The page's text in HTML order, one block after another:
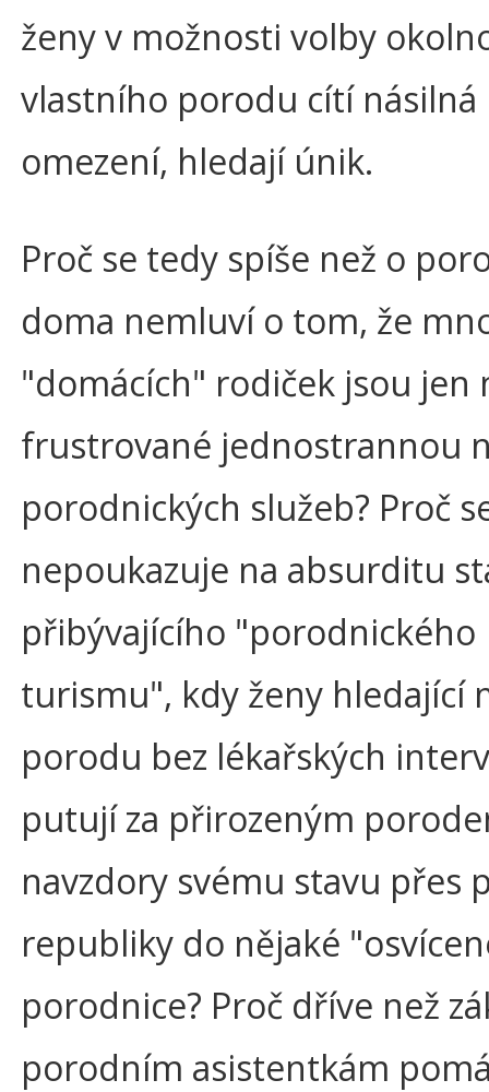
ženy v možnosti volby
vlastního porodu cítí násilná
omezení, hledají únik.
Proč se tedy spíše než o
doma nemluví o tom, že
"domácích" rodiček jsou jen
frustrované jednostrannou
porodnických služeb? Proč
nepoukazuje na absurditu
přibývajícího "porodnického
turismu", kdy ženy hledající
porodu bez lékařských
putují za přirozeným
navzdory svému stavu přes
republiky do nějaké
porodnice? Proč dříve než
porodním asistentkám